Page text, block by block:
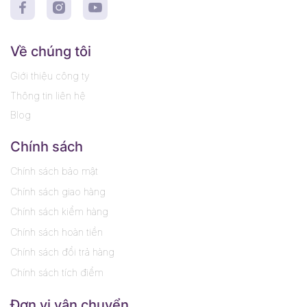
Đảm bảo vệ sinh tối đa cho dụng cụ trước khi tiệt
Phòng ngừa nguy cơ nhiễm khuẩn chéo trong phòng
khám
Tiết kiệm chi phí nhờ hiệu quả làm sạch vượt trội và
khả năng pha loãng cao
Tăng tuổi thọ và bảo vệ các thiết bị, dụng cụ chuyên
dụng
Tại sao nên mua Nước ngâm dụng cụ
Bossklein tại Thiên Minh Dental?
chất lượng tiêu chuẩn châu Âu
Về chúng tôi
Giới thiệu công ty
Thông tin liên hệ
Blog
Chính sách
Chính sách bảo mật
Chính sách giao hàng
Chính sách kiểm hàng
Chính sách hoàn tiền
Chính sách đổi trả hàng
Chính sách tích điểm